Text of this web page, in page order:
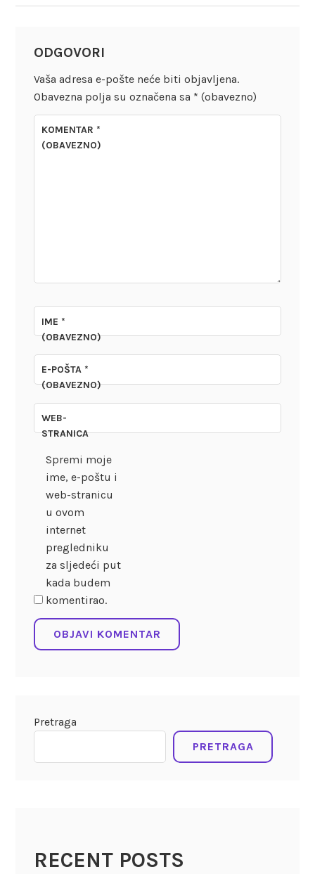
ODGOVORI
Vaša adresa e-pošte neće biti objavljena.
Obavezna polja su označena sa * (obavezno)
KOMENTAR*
(OBAVEZNO)
IME*
(OBAVEZNO)
E-POŠTA*
(OBAVEZNO)
WEB-
STRANICA
Spremi moje
ime, e-poštu i
web-stranicu
u ovom
internet
pregledniku
za sljedeći put
kada budem
komentirao.
Pretraga
PRETRAGA
RECENT POSTS